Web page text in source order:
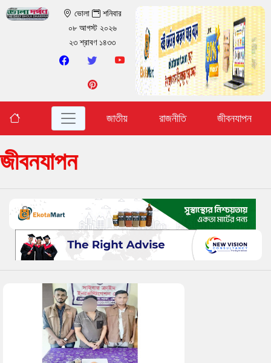
ভোলা
শনিবার
০৮ আগস্ট ২০২৬
২৩ শ্রাবণ ১৪৩৩
জাতীয় রাজনীতি জীবনযাপন
জীবনযাপন